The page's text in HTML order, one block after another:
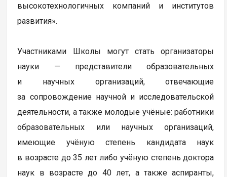
высокотехнологичных компаний и институтов
развития».
Участниками Школы могут стать организаторы
науки — представители образовательных
и научных организаций, отвечающие
за сопровождение научной и исследовательской
деятельности, а также молодые учёные: работники
образовательных или научных организаций,
имеющие учёную степень кандидата наук
в возрасте до 35 лет либо учёную степень доктора
наук в возрасте до 40 лет, а также аспиранты,